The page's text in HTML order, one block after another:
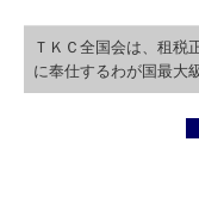
ＴＫＣ全国会は、租税
に奉仕するわが国最大